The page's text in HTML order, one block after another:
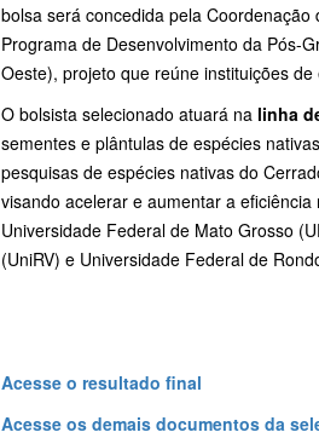
bolsa será concedida pela
Programa de Desenvolvimento da Pós-
Oeste), projeto que reúne instituições
O bolsista selecionado atuará na linha
sementes e plântulas de espécies
pesquisas de espécies nativas do
visando acelerar e aumentar a
Universidade Federal de Mato Grosso
(UniRV) e Universidade Federal de
Acesse o resultado final
Acesse os demais documentos da